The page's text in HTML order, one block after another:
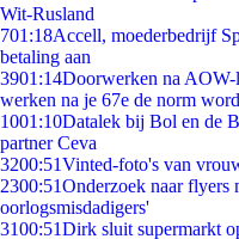
Wit-Rusland
701:18Accell, moederbedrijf
betaling aan
3901:14Doorwerken na AOW-
werken na je 67e de norm
1001:10Datalek bij Bol en de
partner Ceva
3200:51Vinted-foto's van
2300:51Onderzoek naar flyers
oorlogsmisdadigers'
3100:51Dirk sluit supermarkt